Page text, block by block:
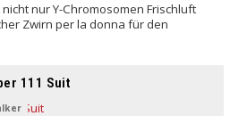
nur Y-Chromosomen Frischluft
Zwirn per la donna für den
111 Suit